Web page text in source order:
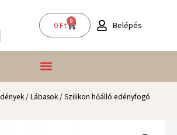
0Ft 0
Kosár Belépés
/Lábasok/ Szilikon hőálló edényfogó